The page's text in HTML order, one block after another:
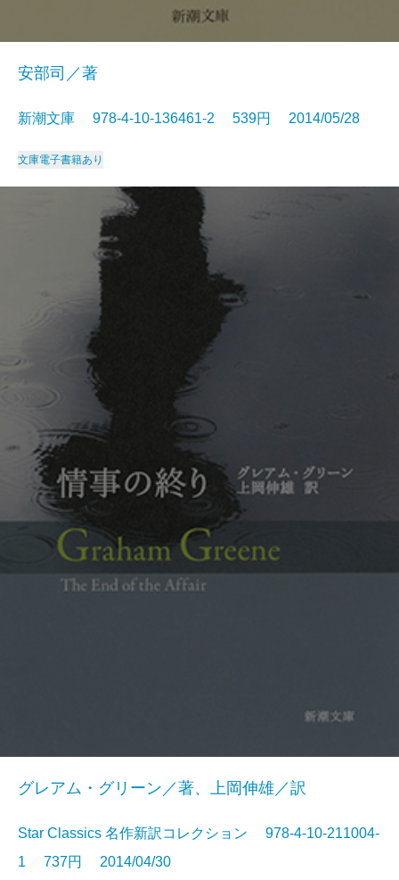
安部司／著
新潮文庫 978-4-10-136461-2 539円 2014/05/28
文庫電子書籍あり
グレアム・グリーン／著、上岡伸雄／訳
Star Classics 名作新訳コレクション 978-4-10-211004-
1 737円 2014/04/30